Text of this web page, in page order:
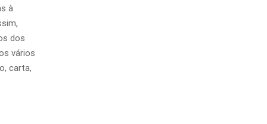
à
dos
vários
carta,